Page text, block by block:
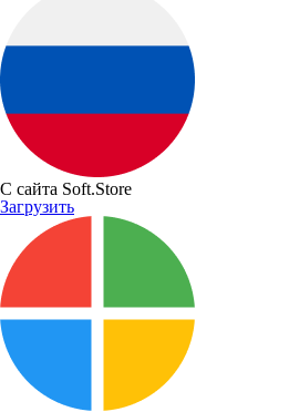
С сайта Soft.Store
Загрузить